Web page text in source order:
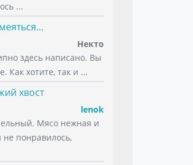
...
Некто
здесь написано. Вы
Как хотите, так и ...
хвост
lenok
Мясо нежная и
не понравилось,